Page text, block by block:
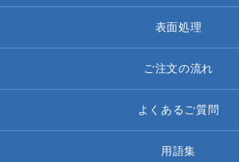
表面処理
ご注文の流れ
よくあるご質問
用語集